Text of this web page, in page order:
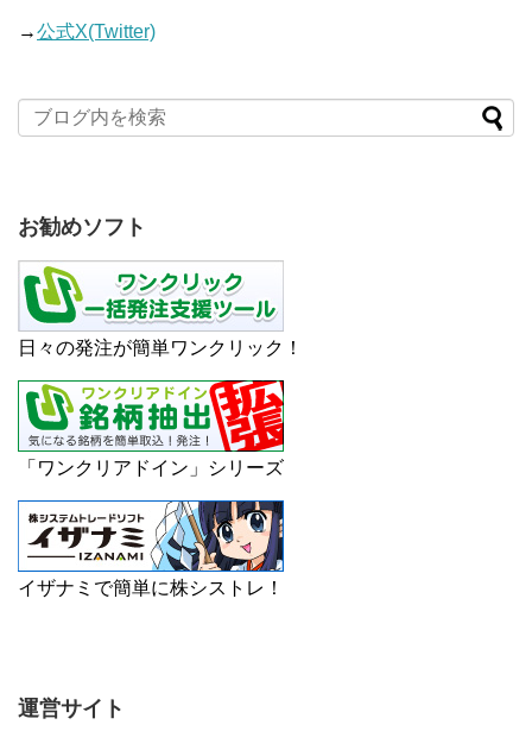
→公式X(Twitter)
お勧めソフト
日々の発注が簡単ワンクリック！
「ワンクリアドイン」シリーズ
イザナミで簡単に株シストレ！
運営サイト